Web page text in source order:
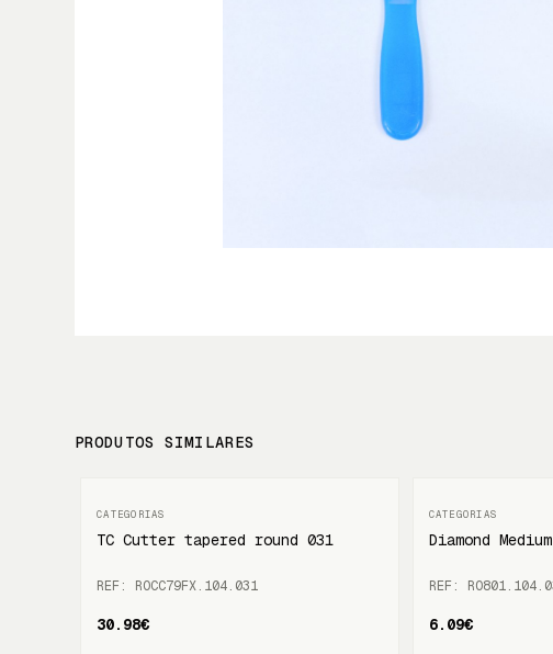
PRODUTOS SIMILARES
TC Cutter tapered round 031
REF: ROCC79FX.104.031
30.98€
Diamond
REF:
6.09€